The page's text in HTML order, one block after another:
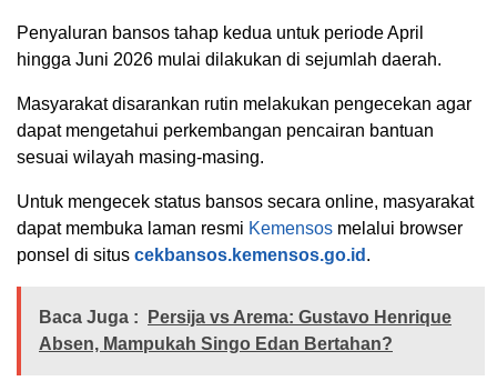
Penyaluran bansos tahap kedua untuk periode April
hingga Juni 2026 mulai dilakukan di sejumlah daerah.
Masyarakat disarankan rutin melakukan pengecekan agar
dapat mengetahui perkembangan pencairan bantuan
sesuai wilayah masing-masing.
Untuk mengecek status bansos secara online, masyarakat
dapat membuka laman resmi Kemensos melalui browser
ponsel di situs cekbansos.kemensos.go.id .
Baca Juga :
Persija vs Arema: Gustavo Henrique
Absen, Mampukah Singo Edan Bertahan?